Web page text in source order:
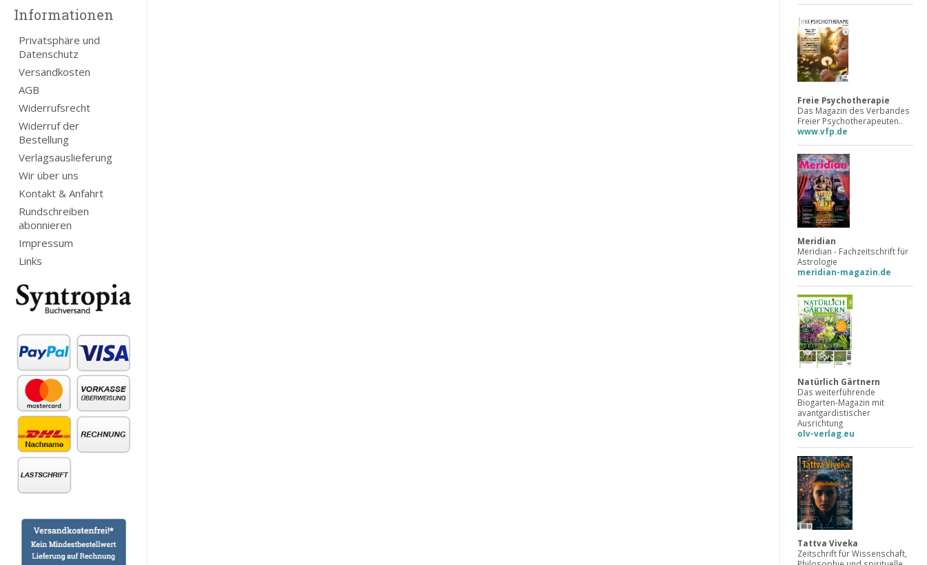
Informationen
Privatsphäre und
Datenschutz
Versandkosten
AGB
Widerrufsrecht
Widerruf der
Bestellung
Verlagsauslieferung
Wir über uns
Kontakt & Anfahrt
Rundschreiben
abonnieren
Impressum
Links
Freie Psychotherapie
Das Magazin des Verbandes
Freier Psychotherapeuten..
www.vfp.de
Meridian
Meridian - Fachzeitschrift für
Astrologie
meridian-magazin.de
Natürlich Gärtnern
Das weiterführende
Biogarten-Magazin mit
avantgardistischer
Ausrichtung
olv-verlag.eu
Tattva Viveka
Zeitschrift für Wissenschaft,